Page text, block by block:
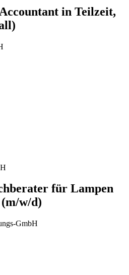
in Teilzeit,
H
für Lampen
w/d)
GmbH